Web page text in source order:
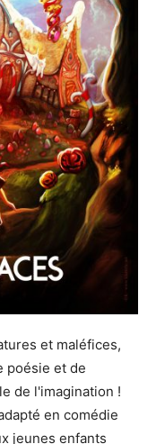
et maléfices,
poésie et de
de l'imagination !
en comédie
jeunes enfants